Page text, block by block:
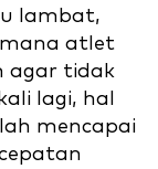
lambat,
atlet
agar tidak
lagi, hal
mencapai